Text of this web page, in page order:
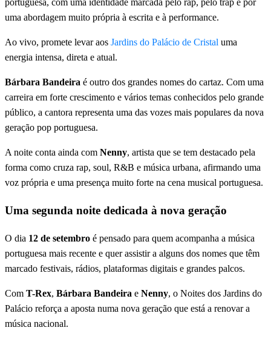
portuguesa, com uma identidade marcada pelo rap, pelo trap e por
uma abordagem muito própria à escrita e à performance.
Ao vivo, promete levar aos Jardins do Palácio de Cristal uma
energia intensa, direta e atual.
Bárbara Bandeira é outro dos grandes nomes do cartaz. Com uma
carreira em forte crescimento e vários temas conhecidos pelo grande
público, a cantora representa uma das vozes mais populares da nova
geração pop portuguesa.
A noite conta ainda com Nenny, artista que se tem destacado pela
forma como cruza rap, soul, R&B e música urbana, afirmando uma
voz própria e uma presença muito forte na cena musical portuguesa.
Uma segunda noite dedicada à nova geração
O dia 12 de setembro é pensado para quem acompanha a música
portuguesa mais recente e quer assistir a alguns dos nomes que têm
marcado festivais, rádios, plataformas digitais e grandes palcos.
Com T-Rex, Bárbara Bandeira e Nenny, o Noites dos Jardins do
Palácio reforça a aposta numa nova geração que está a renovar a
música nacional.